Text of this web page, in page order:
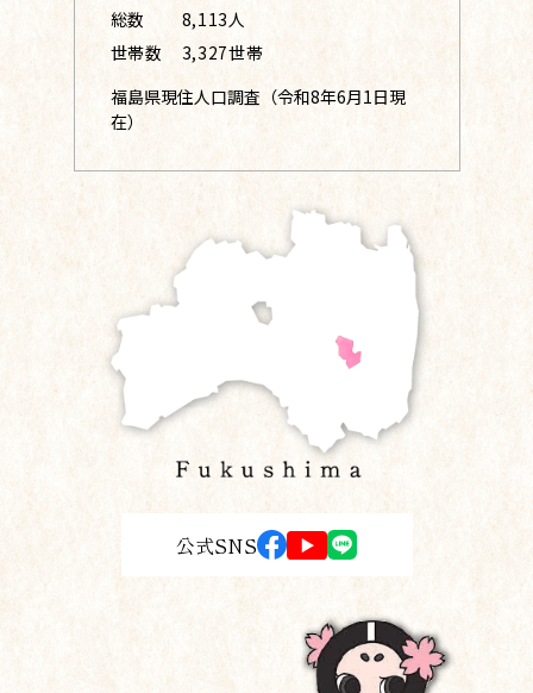
総数
8,113人
世帯数
3,327世帯
福島県現住人口調査（令和8年6月1日現
在）
公式SNS